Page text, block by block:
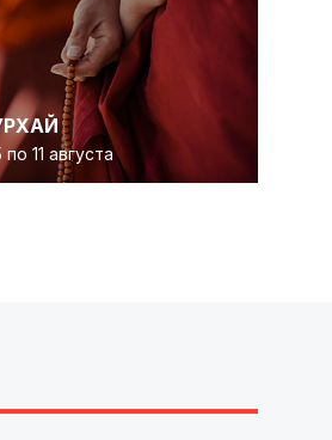
по 11 августа